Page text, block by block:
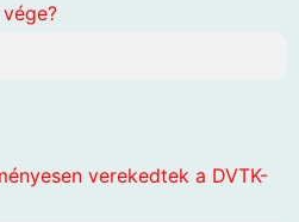
verekedtek a DVTK-